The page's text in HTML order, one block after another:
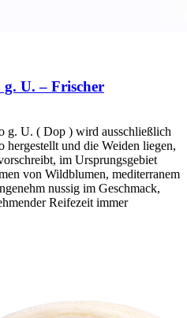
U. – Frischer
g. U. ( Dop ) wird ausschließlich
hergestellt und die Weiden liegen,
im Ursprungsgebiet
von Wildblumen, mediterranem
nussig im Geschmack,
Reifezeit immer